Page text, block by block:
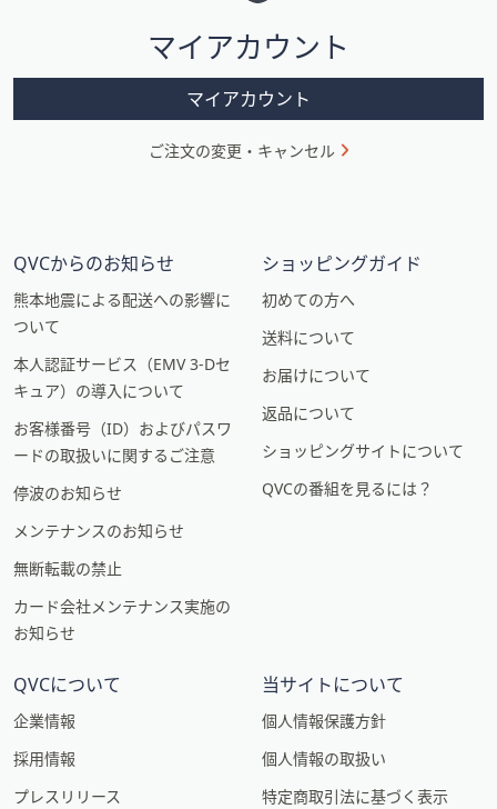
ン
マイアカウント
マイアカウント
ご注文の変更・キャンセル
QVCからのお知らせ
熊本地震による配送への影響に
ついて
本人認証サービス（EMV 3-Dセ
キュア）の導入について
お客様番号（ID）およびパスワ
ードの取扱いに関するご注意
停波のお知らせ
メンテナンスのお知らせ
無断転載の禁止
カード会社メンテナンス実施の
お知らせ
ショッピングガイド
初めての方へ
送料について
お届けについて
返品について
ショッピングサイトについて
QVCの番組を見るには？
QVCについて
企業情報
採用情報
プレスリリース
当サイトについて
個人情報保護方針
個人情報の取扱い
特定商取引法に基づく表示